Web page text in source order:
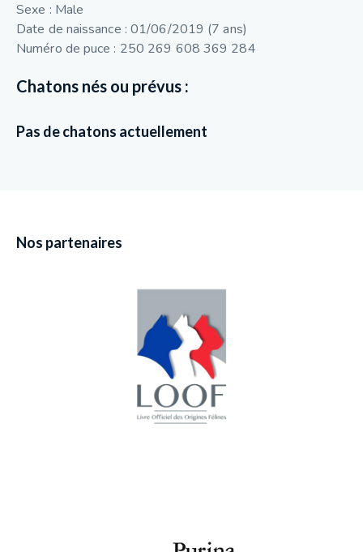
Sexe : Male
Date de naissance : 01/06/2019 (7 ans)
Numéro de puce : 250 269 608 369 284
Chatons nés ou prévus :
Pas de chatons actuellement
Nos partenaires